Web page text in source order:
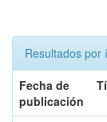
Resultados por
Fecha de
publicación